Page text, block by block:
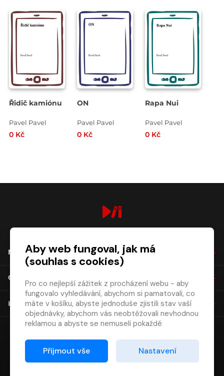
Řidič kamiónu
Pavel Pavel
0 Kč
ON
Pavel Pavel
0 Kč
Rapa Nui
Pavel Pavel
0 Kč
NÁKUP
O SPOLEČNOSTI
KONTAKT
Aby web fungoval, jak má
(souhlas s cookies)
Pro co nejlepší zážitek z procházení webu - aby
fungovalo vyhledávání, abychom si pamatovali, co
máte v košíku, abyste jednoduše zjistili stav vaší
objednávky, abychom vás neobtěžovali nevhodnou
reklamou a abyste se nemuseli pokaždé
Proto od vás potřebujeme souhlas se
zpracováním souborů cookies
Přijmout vše Nastavení